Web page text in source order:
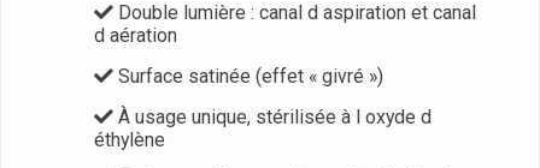
Double lumière : canal d aspiration et canal
d aération
Surface satinée (effet « givré »)
À usage unique, stérilisée à l oxyde d
éthylène